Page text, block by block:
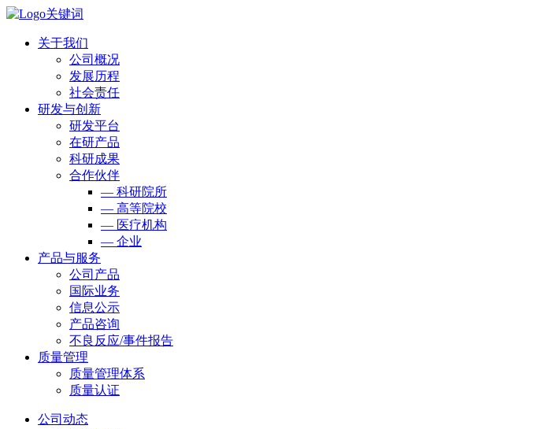
关于我们
公司概况
发展历程
社会责任
研发与创新
研发平台
在研产品
科研成果
合作伙伴
— 科研院所
— 高等院校
— 医疗机构
— 企业
产品与服务
公司产品
国际业务
信息公示
产品咨询
不良反应/事件报告
质量管理
质量管理体系
质量认证
公司动态